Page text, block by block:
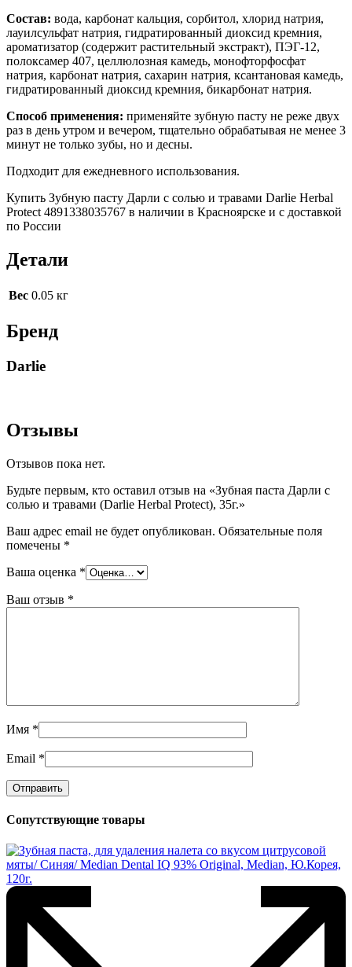
Состав: вода, карбонат кальция, сорбитол, хлорид натрия,
лауилсульфат натрия, гидратированный диоксид кремния,
ароматизатор (содержит растительный экстракт), ПЭГ-12,
полоксамер 407, целлюлозная камедь, монофторфосфат
натрия, карбонат натрия, сахарин натрия, ксантановая камедь,
гидратированный диоксид кремния, бикарбонат натрия.
Способ применения: применяйте зубную пасту не реже двух
раз в день утром и вечером, тщательно обрабатывая не менее 3
минут не только зубы, но и десны.
Подходит для ежедневного использования.
Купить Зубную пасту Дарли с солью и травами Darlie Herbal
Protect 4891338035767 в наличии в Красноярске и с доставкой
по России
Детали
Вес 0.05 кг
Бренд
Darlie
Отзывы
Отзывов пока нет.
Будьте первым, кто оставил отзыв на «Зубная паста Дарли с
солью и травами (Darlie Herbal Protect), 35г.»
Ваш адрес email не будет опубликован. Обязательные поля
помечены *
Ваша оценка *
Ваш отзыв *
Имя *
Email *
Сопутствующие товары